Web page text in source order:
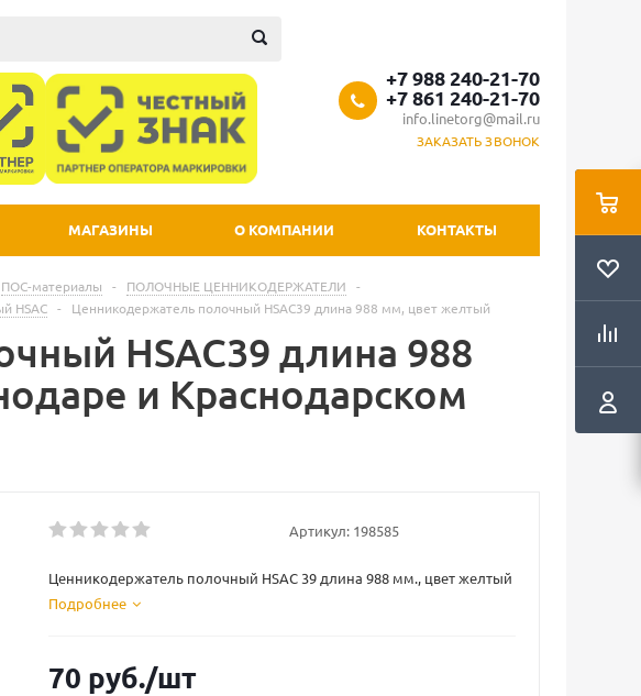
+7 988 240-21-70
+7 861 240-21-70
info.linetorg@mail.ru
ЗАКАЗАТЬ ЗВОНОК
МАГАЗИНЫ О КОМПАНИИ КОНТАКТЫ
ПОС-материалы - ПОЛОЧНЫЕ ЦЕННИКОДЕРЖАТЕЛИ
-
HSAC - Ценникодержатель полочный HSAC39 длина 988 мм, цвет желтый
HSAC39 длина 988
и Краснодарском
Артикул: 198585
Ценникодержатель полочный HSAC 39 длина 988 мм., цвет желтый
Подробнее
70 руб./шт